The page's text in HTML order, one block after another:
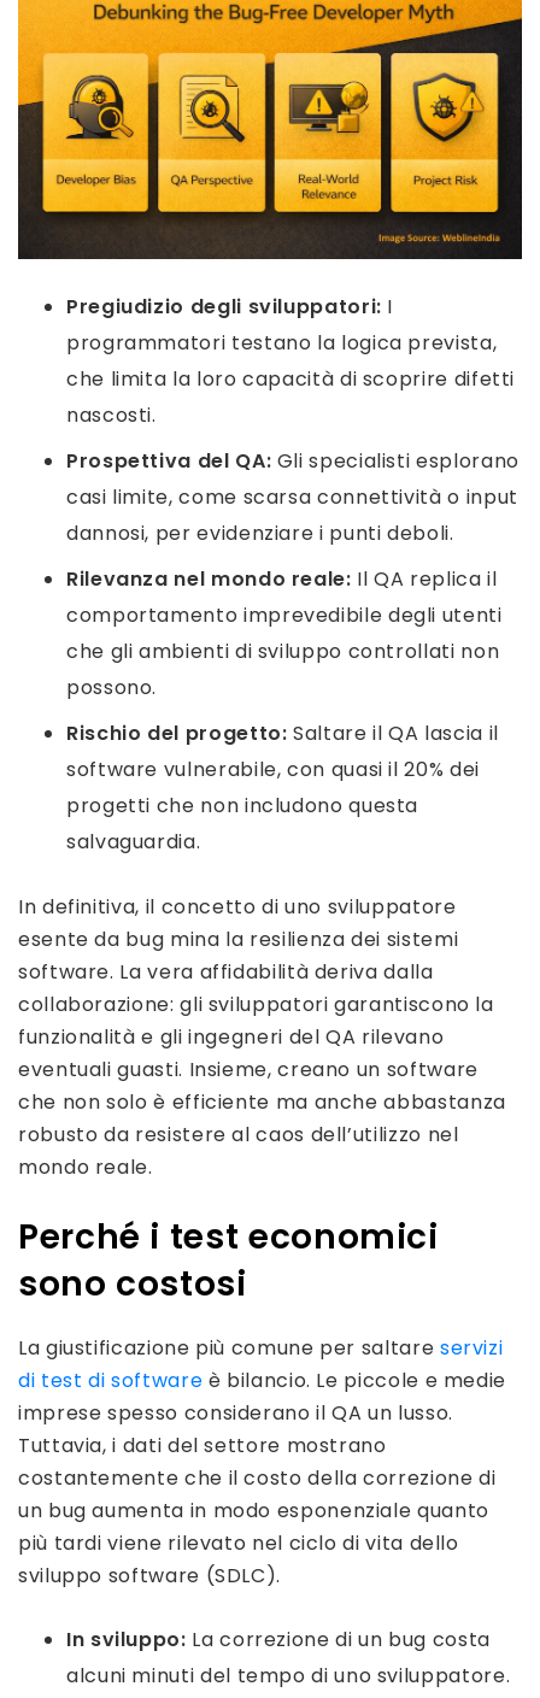
Pregiudizio degli sviluppatori: I
programmatori testano la logica prevista,
che limita la loro capacità di scoprire difetti
nascosti.
Prospettiva del QA: Gli specialisti esplorano
casi limite, come scarsa connettività o input
dannosi, per evidenziare i punti deboli.
Rilevanza nel mondo reale: Il QA replica il
comportamento imprevedibile degli utenti
che gli ambienti di sviluppo controllati non
possono.
Rischio del progetto: Saltare il QA lascia il
software vulnerabile, con quasi il 20% dei
progetti che non includono questa
salvaguardia.
In definitiva, il concetto di uno sviluppatore
esente da bug mina la resilienza dei sistemi
software. La vera affidabilità deriva dalla
collaborazione: gli sviluppatori garantiscono la
funzionalità e gli ingegneri del QA rilevano
eventuali guasti. Insieme, creano un software
che non solo è efficiente ma anche abbastanza
robusto da resistere al caos dell’utilizzo nel
mondo reale.
Perché i test economici
sono costosi
La giustificazione più comune per saltare servizi
di test di software è bilancio. Le piccole e medie
imprese spesso considerano il QA un lusso.
Tuttavia, i dati del settore mostrano
costantemente che il costo della correzione di
un bug aumenta in modo esponenziale quanto
più tardi viene rilevato nel ciclo di vita dello
sviluppo software (SDLC).
In sviluppo: La correzione di un bug costa
alcuni minuti del tempo di uno sviluppatore.